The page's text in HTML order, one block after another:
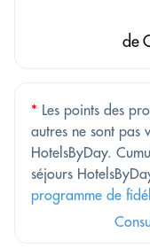
de
* Les points des
autres ne sont pas
HotelsByDay.
séjours
programme de